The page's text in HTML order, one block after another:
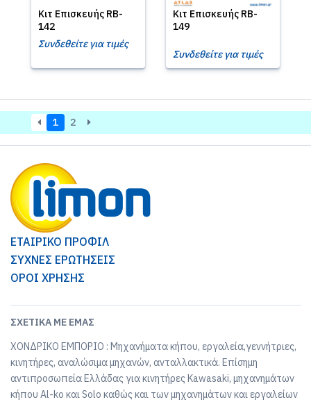
Κιτ Επισκευής RB-
142
Συνδεθείτε για τιμές
Κιτ Επισκευής RB-
149
Συνδεθείτε για τιμές
1 2
ΕΤΑΙΡΙΚΟ ΠΡΟΦΙΛ
ΣΥΧΝΕΣ ΕΡΩΤΗΣΕΙΣ
ΟΡΟΙ ΧΡΗΣΗΣ
ΣΧΕΤΙΚΆ ΜΕ ΕΜΆΣ
ΧΟΝΔΡΙΚΟ ΕΜΠΟΡΙΟ : Μηχανήματα κήπου, εργαλεία,γεννήτριες,
κινητήρες, αναλώσιμα μηχανών, ανταλλακτικά. Επίσημη
αντιπροσωπεία Ελλάδας για κινητήρες Kawasaki, μηχανημάτων
κήπου Al-ko και Solo καθώς και των μηχανημάτων και εργαλείων